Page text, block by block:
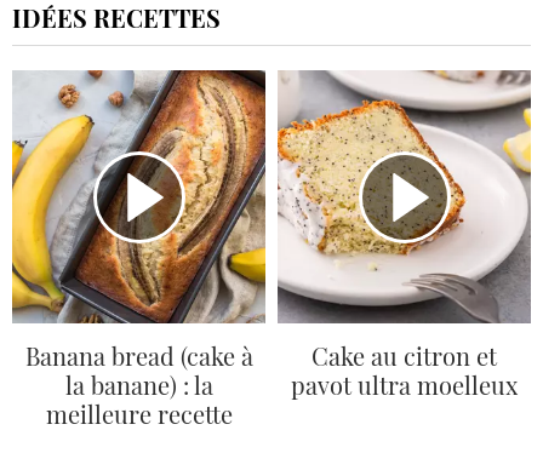
IDÉES RECETTES
Banana bread (cake à
la banane) : la
meilleure recette
Cake au citron et
pavot ultra moelleux